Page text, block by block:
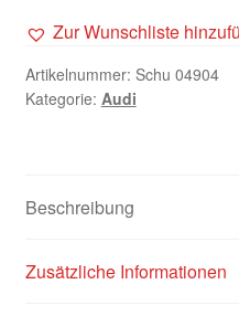
Zur Wunschliste
Artikelnummer: Schu 04904
Kategorie: Audi
Beschreibung
Zusätzliche Informationen